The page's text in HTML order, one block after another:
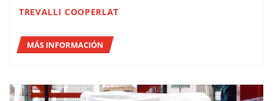
TREVALLI COOPERLAT
MÁS INFORMACIÓN